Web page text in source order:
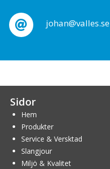
johan@valles.se
Sidor
Hem
Produkter
Service & Versktad
Slangjour
Miljö & Kvalitet